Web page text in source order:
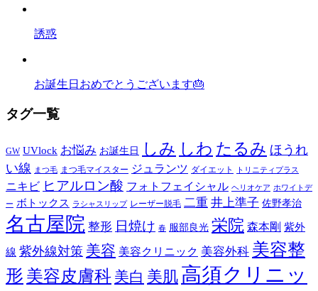
誘惑
お誕生日おめでとうございます🎂
タグ一覧
GW UVlock お悩み お誕生日 しみ しわ たるみ ほうれ
い線
まつ毛 まつ毛マイスター ジュランツ ダイエット トリニティプラス
ニキビ ヒアルロン酸 フォトフェイシャル ヘリオケア ホワイトデ
ー ボトックス ラシャスリップ レーザー脱毛 二重 井上準子 佐野孝治
名古屋院 整形 日焼け 春 服部良光 栄院 森本剛 紫外
線 紫外線対策 美容 美容クリニック 美容外科 美容整
形 美容皮膚科 美白 美肌 高須クリニッ